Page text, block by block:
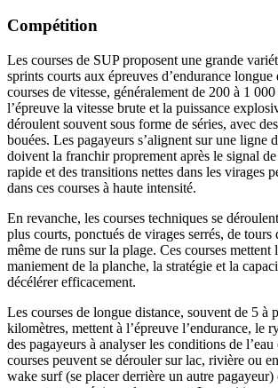
Compétition
Les courses de SUP proposent une grande
sprints courts aux épreuves d’endurance longue
courses de vitesse, généralement de 200 à 1
l’épreuve la vitesse brute et la puissance
déroulent souvent sous forme de séries, avec
bouées. Les pagayeurs s’alignent sur une ligne
doivent la franchir proprement après le signal
rapide et des transitions nettes dans les virages
dans ces courses à haute intensité.
En revanche, les courses techniques se
plus courts, ponctués de virages serrés, de tours
même de runs sur la plage. Ces courses mettent
maniement de la planche, la stratégie et la
décélérer efficacement.
Les courses de longue distance, souvent de 5 à
kilomètres, mettent à l’épreuve l’endurance, le
des pagayeurs à analyser les conditions de
courses peuvent se dérouler sur lac, rivière ou
wake surf (se placer derrière un autre pagayeur)